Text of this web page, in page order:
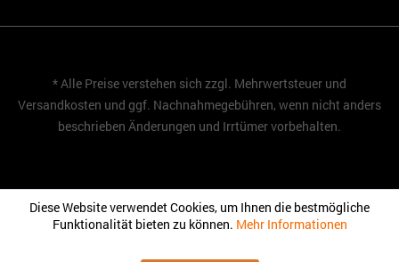
* Alle Preise verstehen sich zzgl. Mehrwertsteuer und
Versandkosten und ggf. Nachnahmegebühren, wenn nicht anders
beschrieben Änderungen und Irrtümer vorbehalten.
Diese Website verwendet Cookies, um Ihnen die bestmögliche
Funktionalität bieten zu können. Mehr Informationen